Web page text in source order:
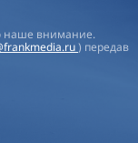
наше внимание.
) передав